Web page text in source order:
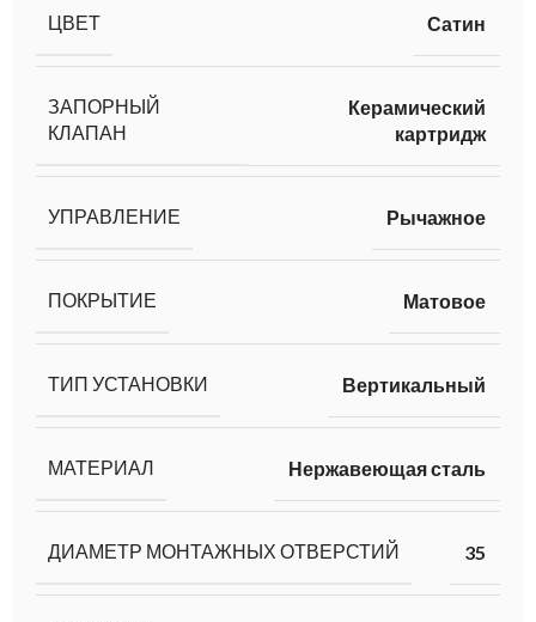
ЦВЕТ Сатин
ЗАПОРНЫЙ
КЛАПАН
Керамический
картридж
УПРАВЛЕНИЕ Рычажное
ПОКРЫТИЕ Матовое
ТИП УСТАНОВКИ Вертикальный
МАТЕРИАЛ Нержавеющая сталь
ДИАМЕТР МОНТАЖНЫХ ОТВЕРСТИЙ 35